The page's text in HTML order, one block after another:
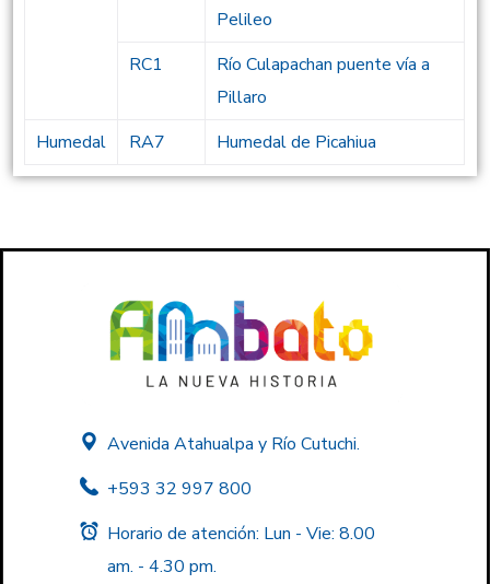
Pelileo
RC1
Río Culapachan puente vía a
Pillaro
Humedal
RA7 Humedal de Picahiua
Avenida Atahualpa y Río Cutuchi.
+593 32 997 800
Horario de atención: Lun - Vie: 8.00
am. - 4.30 pm.